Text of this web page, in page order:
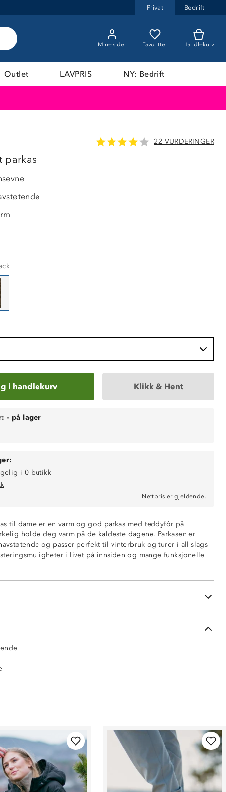
Privat Bedrift
Mine sider Favoritter Handlekurv
Outlet LAVPRIS NY: Bedrift
22 VURDERINGER
parkas
i handlekurv Klikk & Hent
- på lager
i 0 butikk
Nettpris er gjeldende.
til dame er en varm og god parkas med teddyfôr på
holde deg varm på de kaldeste dagene. Parkasen er
og passer perfekt til vinterbruk og turer i all slags
i livet på innsiden og mange funksjonelle
borrelås
glidelås
i livet
ved åpningen av erme